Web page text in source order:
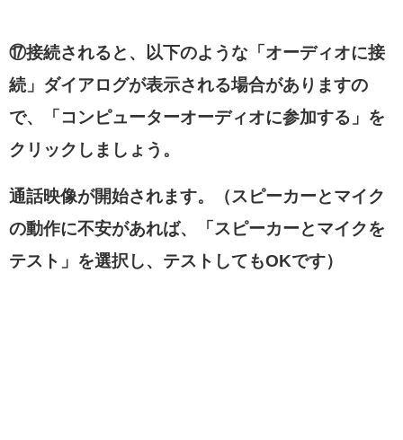
⑰接続されると、以下のような「オーディオに接
続」ダイアログが表示される場合がありますの
で、「コンピューターオーディオに参加する」を
クリックしましょう。
通話映像が開始されます。
（スピーカーとマイク
の動作に不安があれば、「スピーカーとマイクを
テスト」を選択し、テストしてもOKです）